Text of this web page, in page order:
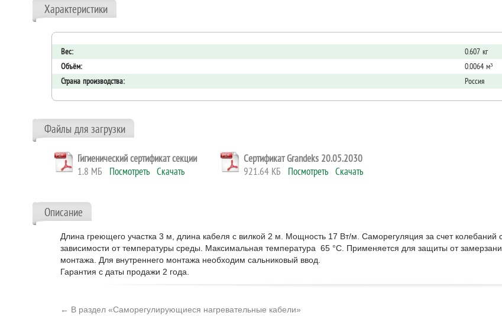
Характеристики
Вес:
0.607 кг
Объём:
0.0064 м³
Страна производства:
Россия
Файлы для загрузки
Гигиенический сертификат секции
1.8 МБ Посмотреть Скачать
Сертификат Grandeks 20.05.2030
921.64 КБ Посмотреть Скачать
Описание
Длина греющего участка 3 м, длина кабеля с вилкой 2 м. Мощность 17 Вт/м. Саморегуляция за счет колебаний
зависимости от температуры среды. Максимальная температура 65 °С. Применяется для защиты от
монтажа. Для внутреннего монтажа необходим сальниковый ввод.
Гарантия с даты продажи 2 года.
← В раздел «Саморегулирующиеся нагревательные кабели»